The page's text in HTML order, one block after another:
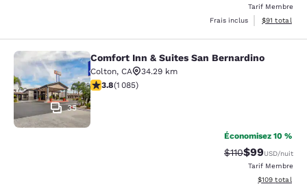
Tarif Membre
Frais inclus
Afficher les
$91 total
Comfort Inn & Suites San
35
Comfort Inn & Suites San Bernardino
Colton, CA
34.29 km
3.82 étoiles. Bien. 1085 commentaires
3.8(1 085)
Économisez 10 %
Tarif barré :
$110Tarif réduit :
$99USD/nuit
Tarif Membre
Afficher les
$109 total